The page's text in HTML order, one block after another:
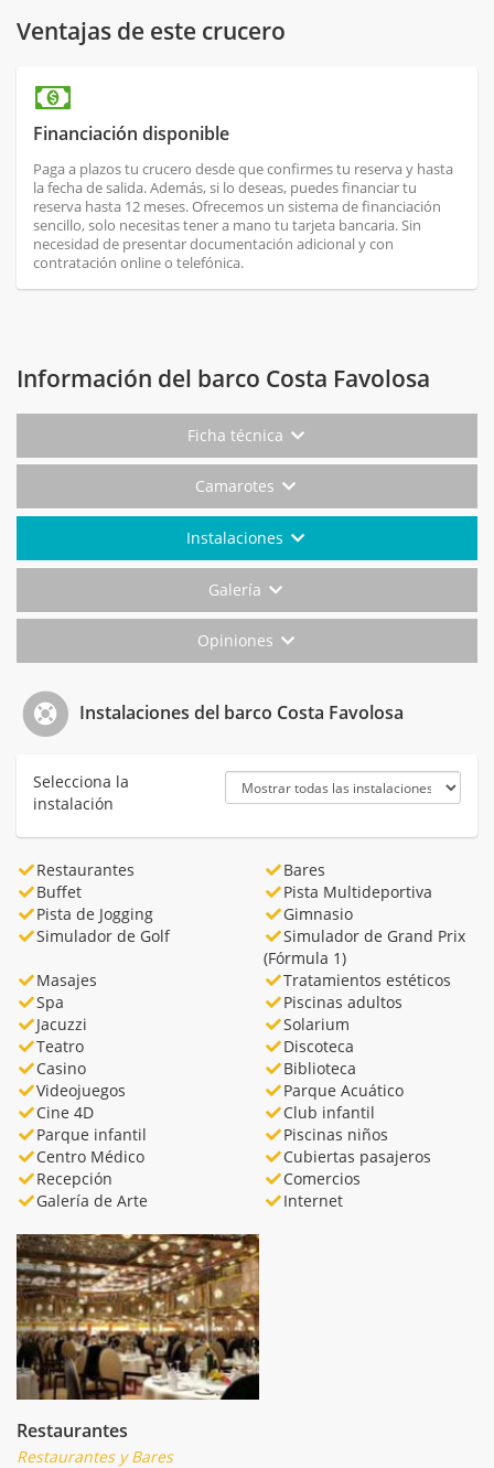
Ventajas de este crucero
Financiación disponible
Paga a plazos tu crucero desde que confirmes tu reserva y hasta
la fecha de salida. Además, si lo deseas, puedes financiar tu
reserva hasta 12 meses. Ofrecemos un sistema de financiación
sencillo, solo necesitas tener a mano tu tarjeta bancaria. Sin
necesidad de presentar documentación adicional y con
contratación online o telefónica.
Información del barco Costa Favolosa
Ficha técnica
Camarotes
Instalaciones
Galería
Opiniones
Instalaciones del barco Costa Favolosa
Selecciona la
instalación
Restaurantes
Bares
Buffet
Pista Multideportiva
Pista de Jogging
Gimnasio
Simulador de Golf
Simulador de Grand Prix
(Fórmula 1)
Masajes
Tratamientos estéticos
Spa
Piscinas adultos
Jacuzzi
Solarium
Teatro
Discoteca
Casino
Biblioteca
Videojuegos
Parque Acuático
Cine 4D
Club infantil
Parque infantil
Piscinas niños
Centro Médico
Cubiertas pasajeros
Recepción
Comercios
Galería de Arte
Internet
Restaurantes
Restaurantes y Bares